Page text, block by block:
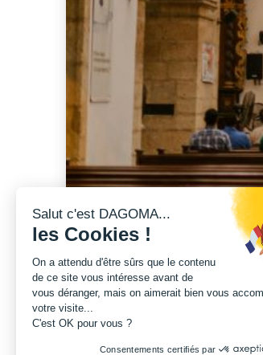
LE BESOIN DE STIPS
Salut c'est DAGOMA...
les Cookies !
On a attendu d'être sûrs que le contenu
de ce site vous intéresse avant de
vous déranger, mais on aimerait bien vous
votre visite...
C'est OK pour vous ?
Consentements certifiés par